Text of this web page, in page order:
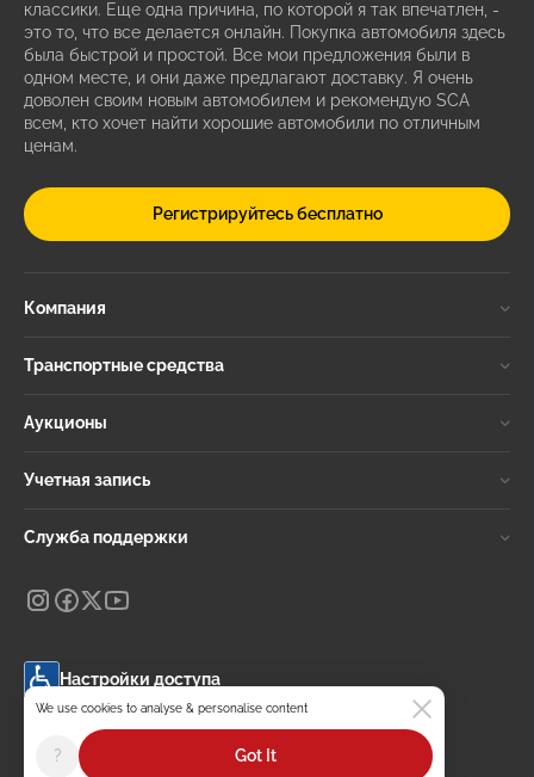
классики. Еще одна причина, по которой я так впечатлен, -
это то, что все делается онлайн. Покупка автомобиля здесь
была быстрой и простой. Все мои предложения были в
одном месте, и они даже предлагают доставку. Я очень
доволен своим новым автомобилем и рекомендую SCA
всем, кто хочет найти хорошие автомобили по отличным
ценам.
Регистрируйтесь бесплатно
Компания
Транспортные средства
Аукционы
Учетная запись
Служба поддержки
Настройки доступа
Change language
selected
Russian
We use cookies to analyse & personalise content
? Got It